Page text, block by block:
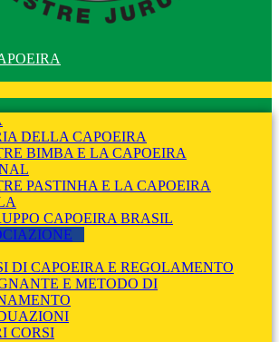
DELLA CAPOEIRA
BIMBA E LA CAPOEIRA
PASTINHA E LA CAPOEIRA
CAPOEIRA BRASIL
DI CAPOEIRA E REGOLAMENTO
E METODO DI
CORSI